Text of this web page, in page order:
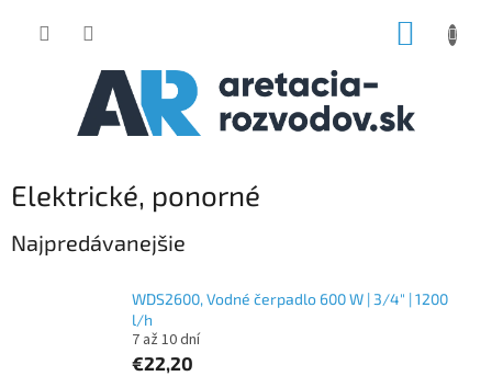
Elektrické, ponorné
Najpredávanejšie
WDS2600, Vodné čerpadlo 600 W | 3/4" | 1200
l/h
7 až 10 dní
€22,20